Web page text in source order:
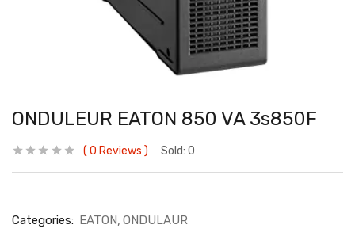
ONDULEUR EATON 850 VA 3s850F
0 Reviews Sold: 0
Categories: EATON ONDULAUR